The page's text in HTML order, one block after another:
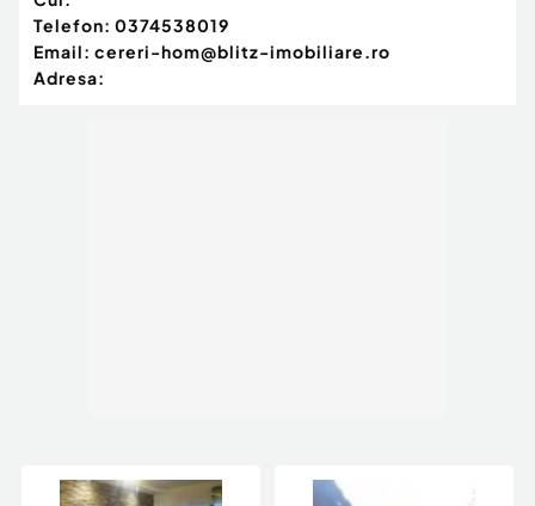
Gaz
Telefon: 0374538019
Email: cereri-hom@blitz-imobiliare.ro
Adresa: